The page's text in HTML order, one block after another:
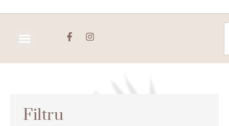
Filtru